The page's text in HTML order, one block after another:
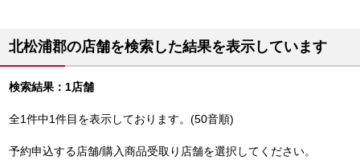
北松浦郡の店舗を検索した結果を表示しています
検索結果：1店舗
全1件中1件目を表示しております。(50音順)
予約申込する店舗/購入商品受取り店舗を選択してください。